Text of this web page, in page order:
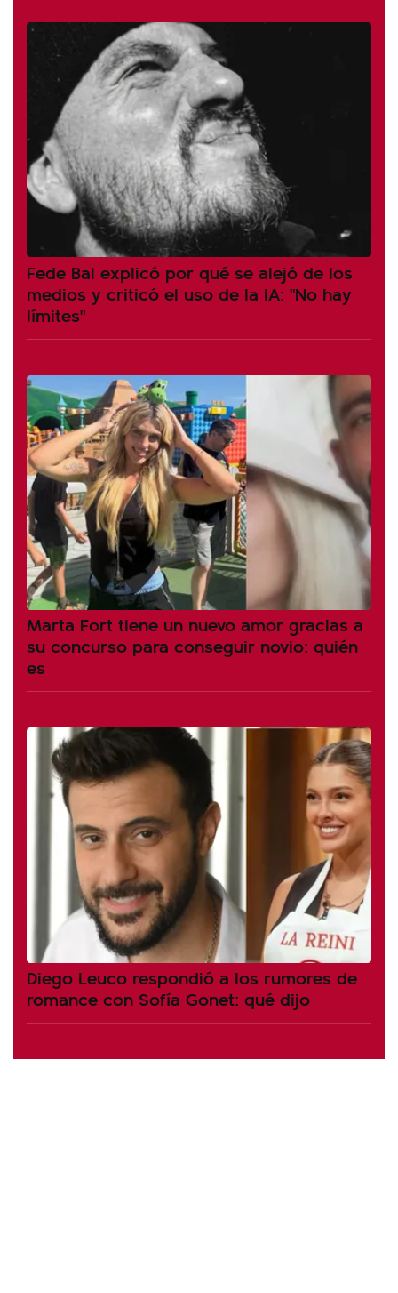
Fede Bal explicó por qué se alejó de los
medios y criticó el uso de la IA: "No hay
límites"
Marta Fort tiene un nuevo amor gracias a
su concurso para conseguir novio: quién
es
Diego Leuco respondió a los rumores de
romance con Sofía Gonet: qué dijo